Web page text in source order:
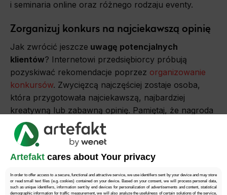
Artefakt cares about Your privacy
In order to offer access to a secure, functional and attractive service, we use identifiers sent by your device and may store
or read small text files (e.g. cookies) contained on your device. Based on your consent, we will process personal data,
such as unique identifiers, information sent by end devices for personalization of advertisements and content, statistical
demographic information for traffic measurement, we will also analyze the usefulness of certain solutions of the service,
i seminaria online oraz różnego rodzaju eventy.
Zorganizuj konkurs na najciekawszą opinię
Jak zwrócić jeszcze uwagę potencjalnych
klientów? Internetowi przedsiębiorcy próbują
pozyskiwać rekomendacje poprzez organizowanie
konkursów. Zwycięzcą najczęściej zostaje osoba,
która przygotowała najciekawszą, najbardziej
kreatywną lub zabawną opinię. Pamiętaj, że nagroda
musi być na tyle atrakcyjna, by wzbudziła
w klientach chęć do poświęcenia kilku chwil na
napisanie recenzji lub rekomendacji.
Przygotowanie do networkingu na
eventach